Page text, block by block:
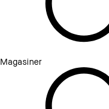
Magasiner